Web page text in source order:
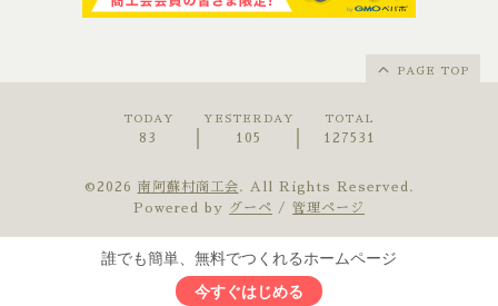
PAGE TOP
TODAY
83
YESTERDAY
105
TOTAL
127531
©2026 南阿蘇村商工会 . All Rights Reserved.
Powered by
グーペ / 管理ページ
誰でも簡単、無料でつくれるホームページ
今すぐはじめる